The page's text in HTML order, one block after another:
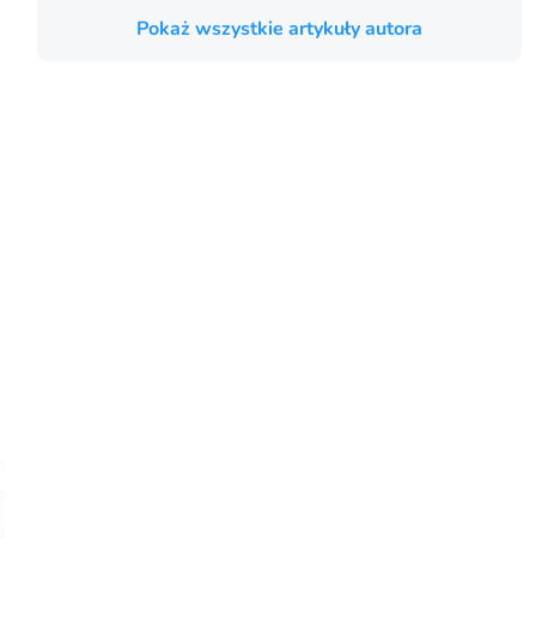
Pokaż wszystkie artykuły autora